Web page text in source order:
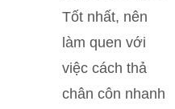
Tốt nhất, nên
làm quen với
việc cách thả
chân côn nhanh